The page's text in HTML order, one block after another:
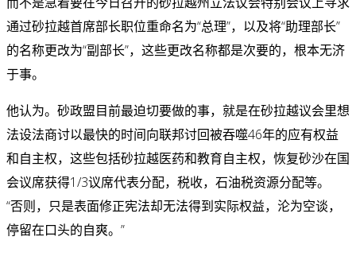
通过砂拉越首席部长职位重命名为“总理”，以及将“助理部长”
的名称更改为“副部长”，这些更改名称都是次要的，根本无济
于事。
他认为。砂政盟目前最迫切要做的事，就是在砂拉越议会里想
法设法商讨以最快的时间向联邦讨回被吞噬46年的应有权益
和自主权，这些包括砂拉越医药和教育自主权，恢复砂沙在国
会议席获得1/3议席代表分配，税收，石油税资源分配等。
“否则，只是表面修正宪法却无法得到实际权益，沦为空谈，
停留在口头的自爽。”